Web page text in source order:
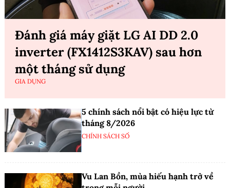
Đánh giá máy giặt LG AI DD 2.0
inverter (FX1412S3KAV) sau hơn
một tháng sử dụng
GIA DỤNG
5 chính sách nổi bật có hiệu lực từ
tháng 8/2026
CHÍNH SÁCH SỐ
Vu Lan Bồn, mùa hiếu hạnh trở về